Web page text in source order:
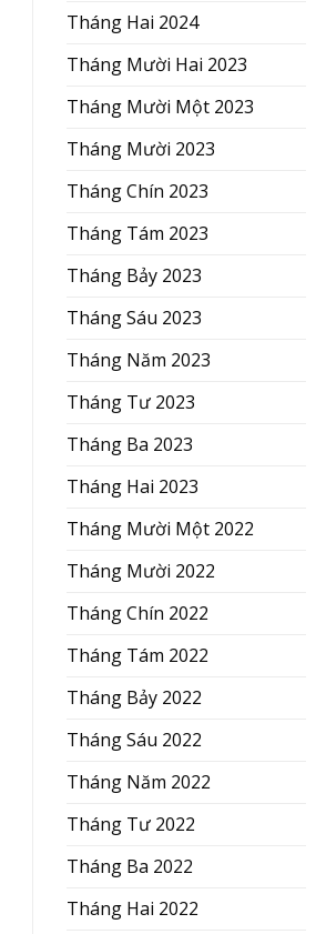
Tháng Hai 2024
Tháng Mười Hai 2023
Tháng Mười Một 2023
Tháng Mười 2023
Tháng Chín 2023
Tháng Tám 2023
Tháng Bảy 2023
Tháng Sáu 2023
Tháng Năm 2023
Tháng Tư 2023
Tháng Ba 2023
Tháng Hai 2023
Tháng Mười Một 2022
Tháng Mười 2022
Tháng Chín 2022
Tháng Tám 2022
Tháng Bảy 2022
Tháng Sáu 2022
Tháng Năm 2022
Tháng Tư 2022
Tháng Ba 2022
Tháng Hai 2022